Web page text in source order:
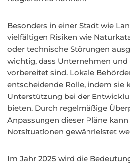
Besonders in einer Stadt wie
vielfältigen Risiken wie
oder technische Störungen
wichtig, dass Unternehmen
vorbereitet sind. Lokale
entscheidende Rolle, indem sie
Unterstützung bei der
bieten. Durch regelmäßige
Anpassungen dieser Pläne
Notsituationen gewährleistet
Im Jahr 2025 wird die